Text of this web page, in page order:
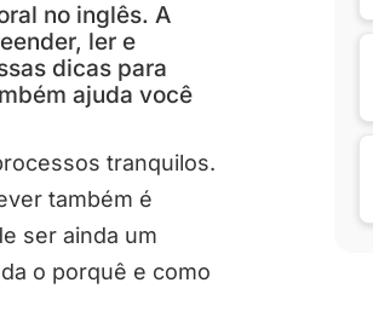
no inglês. A
ler e
dicas para
ajuda você
tranquilos.
também é
ser ainda um
o porquê e como